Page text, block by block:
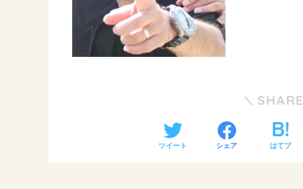
SHARE
ツイート シェア はてブ